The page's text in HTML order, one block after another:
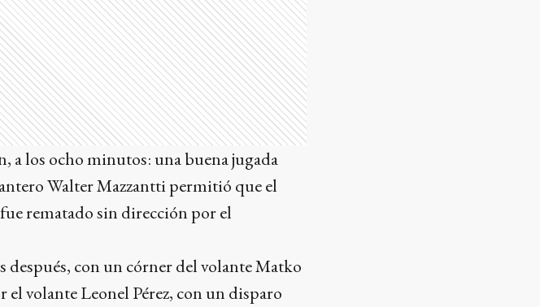
a los ocho minutos: una buena jugada
Walter Mazzantti permitió que el
rematado sin dirección por el
después, con un córner del volante Matko
volante Leonel Pérez, con un disparo